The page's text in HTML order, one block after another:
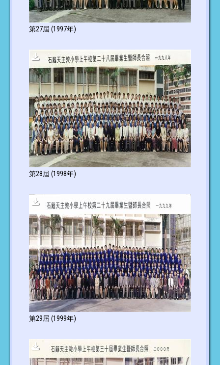
第27屆 (1997年)
第28屆 (1998年)
第29屆 (1999年)